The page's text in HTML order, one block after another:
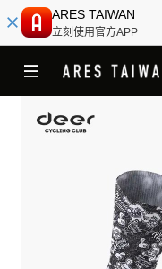
ARES TAIWAN
立刻使用官方APP